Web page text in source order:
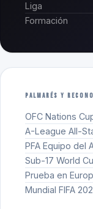
Liga
Formación
PALMARÉS Y
OFC Nations
A-League All-
PFA Equipo del
Sub-17 World
Prueba en
Mundial FIFA